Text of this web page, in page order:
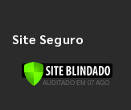
Site Seguro